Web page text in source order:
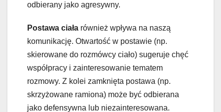
odbierany jako agresywny.
Postawa ciała również wpływa na naszą
komunikację. Otwartość w postawie (np.
skierowane do rozmówcy ciało) sugeruje chęć
współpracy i zainteresowanie tematem
rozmowy. Z kolei zamknięta postawa (np.
skrzyżowane ramiona) może być odbierana
jako defensywna lub niezainteresowana.